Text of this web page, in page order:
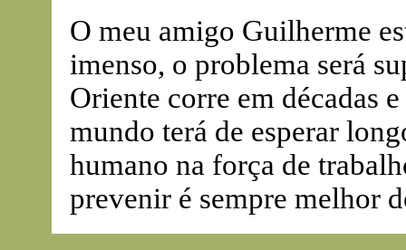
O meu amigo Guilherme
imenso, o problema será
Oriente corre em décadas
mundo terá de esperar
humano na força de
prevenir é sempre melhor